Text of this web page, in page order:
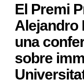
El Premi
Alejandro
una
sobre